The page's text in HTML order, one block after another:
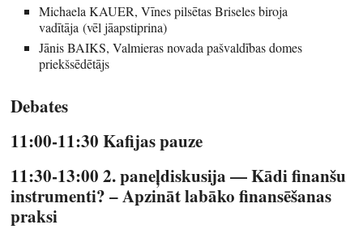
Michaela KAUER, Vīnes pilsētas Briseles biroja
vadītāja (vēl jāapstiprina)
Jānis BAIKS, Valmieras novada pašvaldības domes
priekšsēdētājs
Debates
11:00-11:30 Kafijas pauze
11:30-13:00 2. paneļdiskusija — Kādi finanšu
instrumenti? – Apzināt labāko finansēšanas
praksi